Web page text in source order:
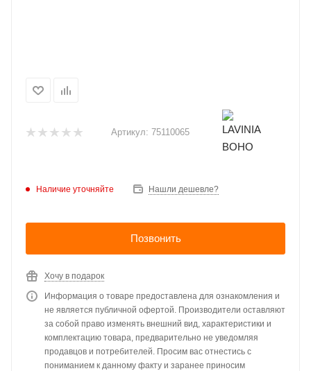
Артикул: 75110065
Наличие уточняйте Нашли дешевле?
Позвонить
Хочу в подарок
Информация о товаре предоставлена для ознакомления и
не является публичной офертой. Производители оставляют
за собой право изменять внешний вид, характеристики и
комплектацию товара, предварительно не уведомляя
продавцов и потребителей. Просим вас отнестись с
пониманием к данному факту и заранее приносим